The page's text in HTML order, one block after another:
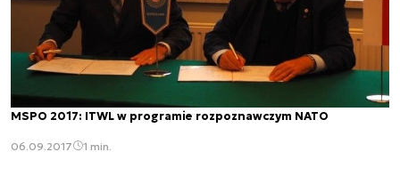
MSPO 2017: ITWL w programie rozpoznawczym NATO
06.09.2017 1 min.